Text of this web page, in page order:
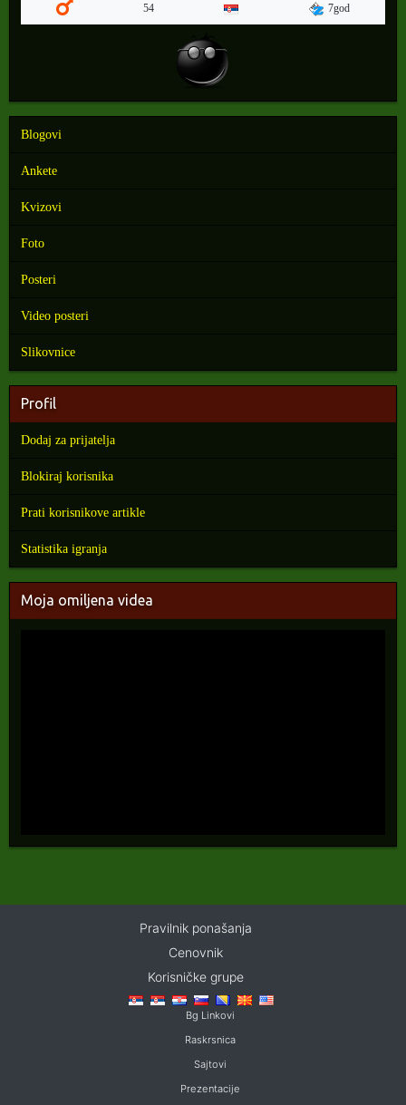
54 7god
Blogovi
Ankete
Kvizovi
Foto
Posteri
Video posteri
Slikovnice
Profil
Dodaj za prijatelja
Blokiraj korisnika
Prati korisnikove artikle
Statistika igranja
Moja omiljena videa
Pravilnik ponašanja
Cenovnik
Korisničke grupe
Bg Linkovi
Raskrsnica
Sajtovi
Prezentacije